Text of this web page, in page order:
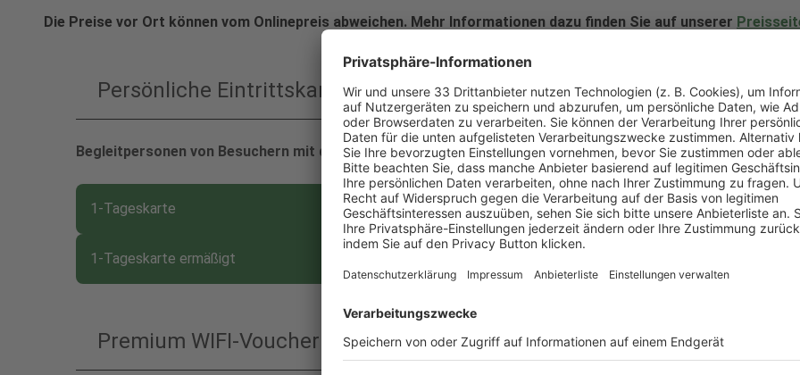
Die Preise vor Ort können vom Onlinepreis abweichen. Mehr Informationen dazu finden Sie auf unserer
Persönliche Eintrittskarten
Klicken um Gruppe zu schließen
Begleitpersonen von Besuchern mit dem Merkmal B und/oder H haben kostenfreien Eintritt.
1-Tageskarte 10,00 € 0
1-Tageskarte ermäßigt
Premium WIFI-Voucher
Klicken um Gruppe zu öffnen